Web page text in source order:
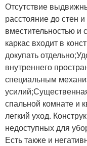
Отсутствие
расстояние до стен
вместительностью и
каркас входит в
докупать
внутреннего
специальным
спальной комнате и
легкий уход.
недоступных для
Есть также и